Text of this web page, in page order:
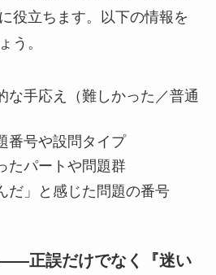
役立ちます。以下の情報を
う。
な手応え（難しかった／普通
番号や設問タイプ
たパートや問題群
だ」と感じた問題の番号
正誤だけでなく『迷い